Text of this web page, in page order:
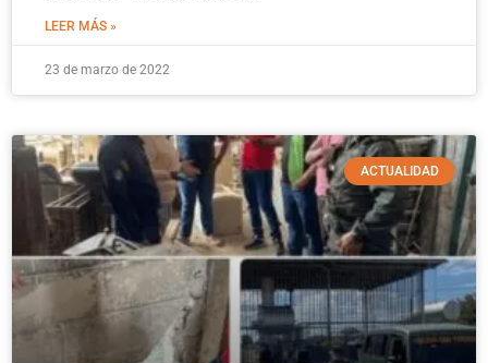
LEER MÁS »
23 de marzo de 2022
ACTUALIDAD